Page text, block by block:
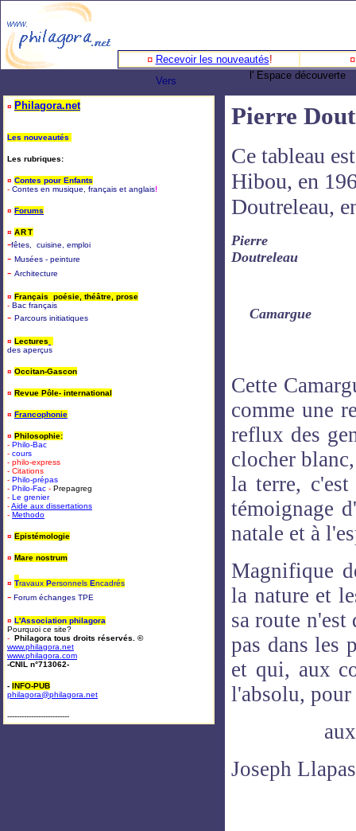
¤ Recevoir les nouveautés!
Vers
l' Espace découverte
¤ Philagora.net
Les nouveautés
Les rubriques:
¤ Contes pour Enfants
- Contes en musique, français et anglais!
¤ Forums
¤ ART
-fêtes, cuisine, emploi
- Musées - peinture
- Architecture
¤ Français poésie, théâtre, prose
- Bac français
- Parcours initiatiques
¤ Lectures
des aperçus
¤ Occitan-Gascon
¤ Revue Pôle- international
¤ Francophonie
¤ Philosophie:
- Philo-Bac
- cours
- philo-express
- Citations
- Philo-prépas
- Philo-Fac - Prepagreg
- Le grenier
-Aide aux dissertations
- Methodo
¤ Epistémologie
¤ Mare nostrum
¤ Travaux Personnels Encadrés
- Forum échanges TPE
¤ L'Association philagora
Pourquoi ce site?
- Philagora tous droits réservés. ©
www.philagora.net
www.philagora.com
-CNIL n°713062-
- INFO-PUB
philagora@philagora.net
--------------------------
Pierre
Ce tableau
Hibou, en
Doutreleau,
Pierre
Doutreleau
Camargue
Cette
comme une
reflux des
clocher
la terre,
témoignage
natale et à
Magnifique
la nature et
sa route
pas dans les
et qui, aux
l'absolu, pour
Joseph